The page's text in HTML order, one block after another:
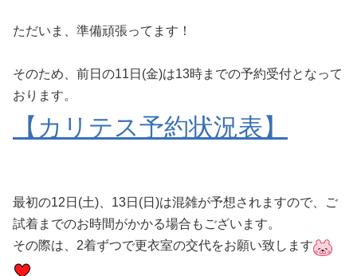
ただいま、準備頑張ってます！
そのため、前日の11日(金)は13時までの予約受付となって
おります。
【カリテス予約状況表】
最初の12日(土)、13日(日)は混雑が予想されますので、ご
試着までのお時間がかかる場合もございます。
その際は、2着ずつで更衣室の交代をお願い致します